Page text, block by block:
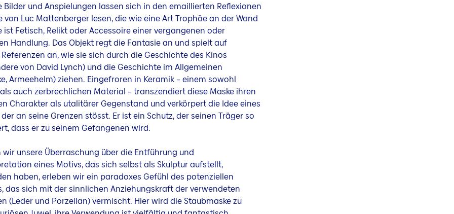
Bilder und Anspielungen lassen sich in den emaillierten Reflexionen
von Luc Mattenberger lesen, die wie eine Art Trophäe an der Wand
ist Fetisch, Relikt oder Accessoire einer vergangenen oder
Handlung. Das Objekt regt die Fantasie an und spielt auf
an, wie sie sich durch die Geschichte des Kinos
von David Lynch) und die Geschichte im Allgemeinen
Armeehelm) ziehen. Eingefroren in Keramik – einem sowohl
auch zerbrechlichen Material – transzendiert diese Maske ihren
Charakter als utalitärer Gegenstand und verkörpert die Idee eines
an seine Grenzen stösst. Er ist ein Schutz, der seinen Träger so
dass er zu seinem Gefangenen wird.
unsere Überraschung über die Entführung und
eines Motivs, das sich selbst als Skulptur aufstellt,
haben, erleben wir ein paradoxes Gefühl des potenziellen
das sich mit der sinnlichen Anziehungskraft der verwendeten
(Leder und Porzellan) vermischt. Hier wird die Staubmaske zu